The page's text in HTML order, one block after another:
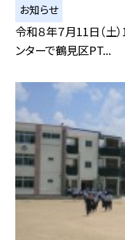
お知らせ
令和８年７月11日（土
ンターで鶴見区PT...